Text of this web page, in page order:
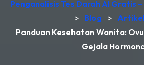
Penganalisis Tes Darah AI Gratis
> Blog > Artikel
Panduan Kesehatan Wanita:
Gejala